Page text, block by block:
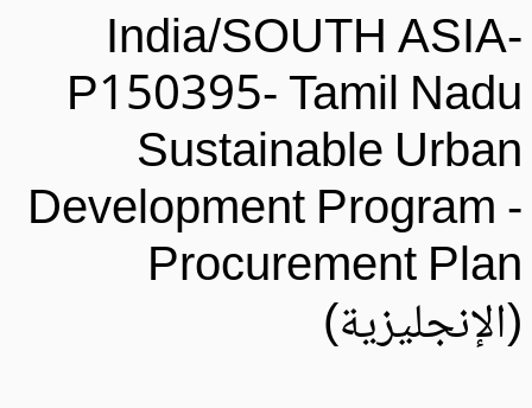
India/SOUTH
P150395- Tamil
Sustainable
Development Program
Procurement